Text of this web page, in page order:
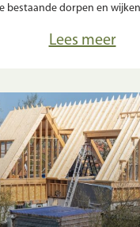
bestaande dorpen en
Lees meer